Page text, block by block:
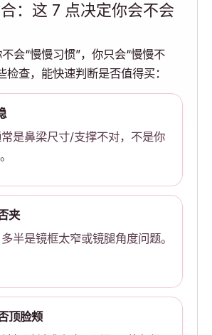
：这 7 点决定你会不会
会“慢慢习惯”，你只会“慢慢不
检查，能快速判断是否值得买：
是鼻梁尺寸/支撑不对，不是你
夹
半是镜框太窄或镜腿角度问题。
顶脸颊